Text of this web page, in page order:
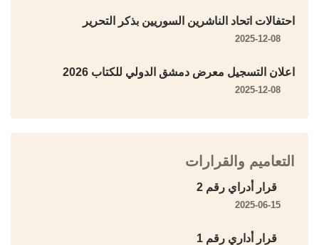
احتفالات اتحاد الناشرين السوريين بذكر التحرير
2025-12-08
اعلان التسجيل معرض دمشق الدولي للكتاب 2026
2025-12-08
التعاميم والقرارات
قرار أدراي رقم 2
2025-06-15
قرار أداري رقم 1